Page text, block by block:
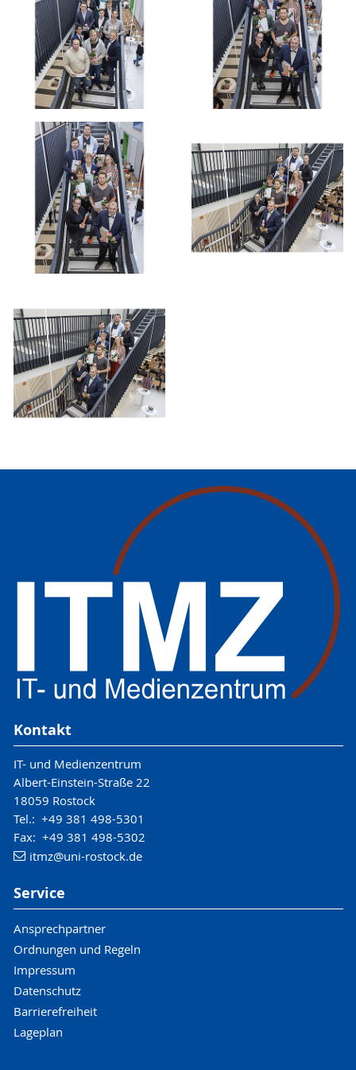
Kontakt
IT- und Medienzentrum
Albert-Einstein-Straße 22
18059 Rostock
Tel.: +49 381 498-5301
Fax: +49 381 498-5302
itmz@uni-rostock.de
Service
Ansprechpartner
Ordnungen und Regeln
Impressum
Datenschutz
Barrierefreiheit
Lageplan